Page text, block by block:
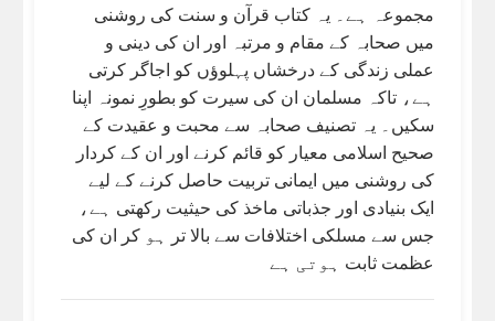
مجموعہ ہے۔ یہ کتاب قرآن و سنت کی روشنی
میں صحابہ کے مقام و مرتبہ اور ان کی دینی و
عملی زندگی کے درخشاں پہلوؤں کو اجاگر کرتی
ہے، تاکہ مسلمان ان کی سیرت کو بطورِ نمونہ اپنا
سکیں۔ یہ تصنیف صحابہ سے محبت و عقیدت کے
صحیح اسلامی معیار کو قائم کرنے اور ان کے کردار
کی روشنی میں ایمانی تربیت حاصل کرنے کے لیے
ایک بنیادی اور جذباتی ماخذ کی حیثیت رکھتی ہے،
جس سے مسلکی اختلافات سے بالا تر ہو کر ان کی
عظمت ثابت ہوتی ہے